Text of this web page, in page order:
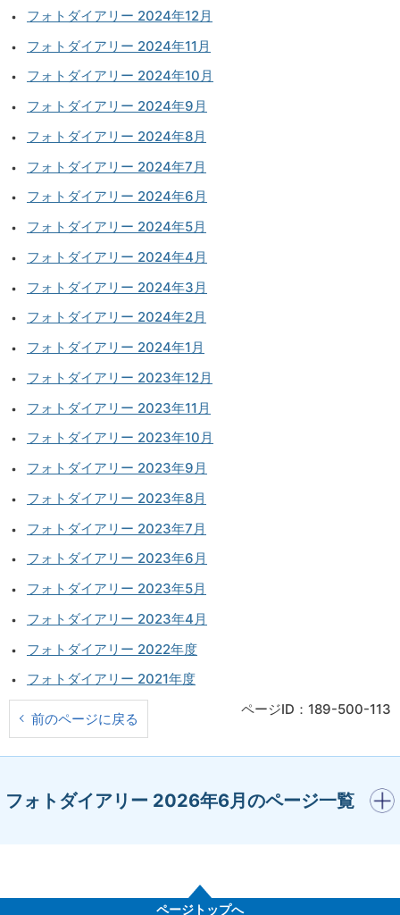
フォトダイアリー 2024年12月
フォトダイアリー 2024年11月
フォトダイアリー 2024年10月
フォトダイアリー 2024年9月
フォトダイアリー 2024年8月
フォトダイアリー 2024年7月
フォトダイアリー 2024年6月
フォトダイアリー 2024年5月
フォトダイアリー 2024年4月
フォトダイアリー 2024年3月
フォトダイアリー 2024年2月
フォトダイアリー 2024年1月
フォトダイアリー 2023年12月
フォトダイアリー 2023年11月
フォトダイアリー 2023年10月
フォトダイアリー 2023年9月
フォトダイアリー 2023年8月
フォトダイアリー 2023年7月
フォトダイアリー 2023年6月
フォトダイアリー 2023年5月
フォトダイアリー 2023年4月
フォトダイアリー 2022年度
フォトダイアリー 2021年度
前のページに戻る
ページID：189-500-113
フォトダイアリー 2026年6月のページ一覧
開く
ページトップへ